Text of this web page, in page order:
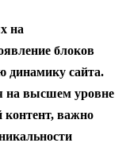
на
блоков
динамику сайта.
на высшем уровне
контент, важно